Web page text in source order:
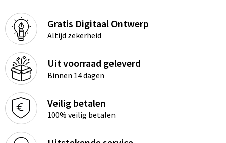
Gratis Digitaal Ontwerp
Altijd zekerheid
Uit voorraad geleverd
Binnen 14 dagen
Veilig betalen
100% veilig betalen